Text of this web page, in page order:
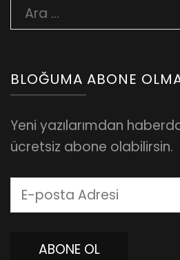
Arama:
BLOĞUMA ABONE
Yeni yazılarımdan
ücretsiz abone olabilirsin.
E-
posta
ABONE OL